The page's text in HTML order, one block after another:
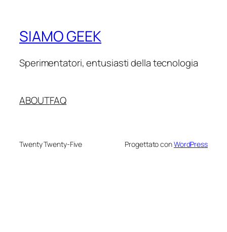
SIAMO GEEK
Sperimentatori, entusiasti della tecnologia
ABOUTFAQ
Twenty Twenty-Five Progettato conWordPress